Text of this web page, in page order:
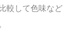
較して色味など